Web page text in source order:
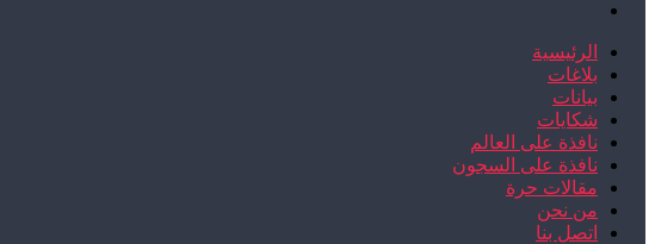
الرئيسية
بلاغات
بيانات
شكايات
نافذة على العالم
نافذة على السجون
مقالات حرة
من نحن
اتصل بنا